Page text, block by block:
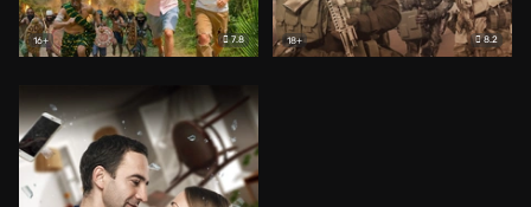
16+ 7.8 18+ 8.2